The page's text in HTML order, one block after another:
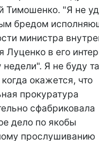
Тимошенко. "Я не
бредом
министра
Луценко в его
недели". Я не буду
окажется, что
прокуратура
сфабриковала
дело по якобы
прослушиванию